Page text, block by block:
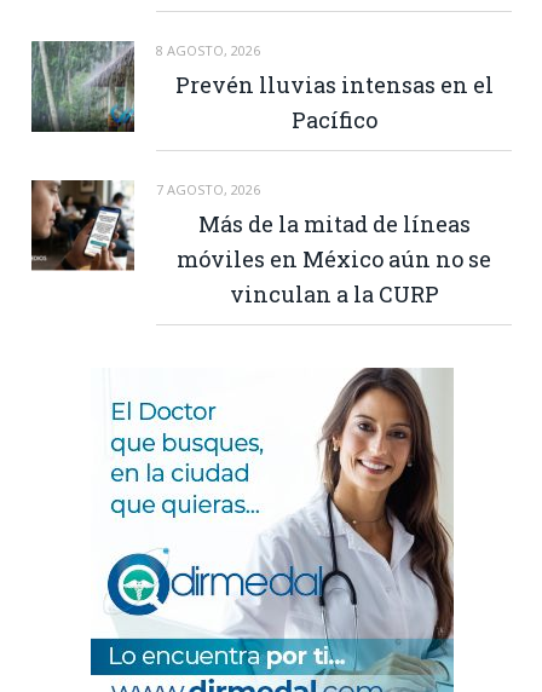
8 AGOSTO, 2026
Prevén lluvias intensas en el
Pacífico
7 AGOSTO, 2026
Más de la mitad de líneas
móviles en México aún no se
vinculan a la CURP